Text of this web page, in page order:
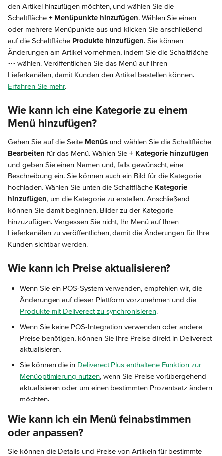
den Artikel hinzufügen möchten, und wählen Sie die
Schaltfläche + Menüpunkte hinzufügen. Wählen Sie einen
oder mehrere Menüpunkte aus und klicken Sie anschließend
auf die Schaltfläche Produkte hinzufügen. Sie können
Änderungen am Artikel vornehmen, indem Sie die Schaltfläche
⋯ wählen. Veröffentlichen Sie das Menü auf Ihren
Lieferkanälen, damit Kunden den Artikel bestellen können.
Erfahren Sie mehr.
Wie kann ich eine Kategorie zu einem
Menü hinzufügen?
Gehen Sie auf die Seite Menüs und wählen Sie die Schaltfläche
Bearbeiten für das Menü. Wählen Sie + Kategorie hinzufügen
und geben Sie einen Namen und, falls gewünscht, eine
Beschreibung ein. Sie können auch ein Bild für die Kategorie
hochladen. Wählen Sie unten die Schaltfläche Kategorie
hinzufügen, um die Kategorie zu erstellen. Anschließend
können Sie damit beginnen, Bilder zu der Kategorie
hinzuzufügen. Vergessen Sie nicht, Ihr Menü auf Ihren
Lieferkanälen zu veröffentlichen, damit die Änderungen für Ihre
Kunden sichtbar werden.
Wie kann ich Preise aktualisieren?
Wenn Sie ein POS-System verwenden, empfehlen wir, die
Änderungen auf dieser Plattform vorzunehmen und die
Produkte mit Deliverect zu synchronisieren.
Wenn Sie keine POS-Integration verwenden oder andere
Preise benötigen, können Sie Ihre Preise direkt in Deliverect
aktualisieren.
Sie können die in Deliverect Plus enthaltene Funktion zur
Menüoptimierung nutzen, wenn Sie Preise vorübergehend
aktualisieren oder um einen bestimmten Prozentsatz ändern
möchten.
Wie kann ich ein Menü feinabstimmen
oder anpassen?
Sie können die Details und Preise von Artikeln für bestimmte